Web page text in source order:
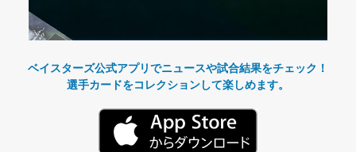
ベイスターズ公式アプリでニュースや試合結果をチェック！
選手カードをコレクションして楽しめます。